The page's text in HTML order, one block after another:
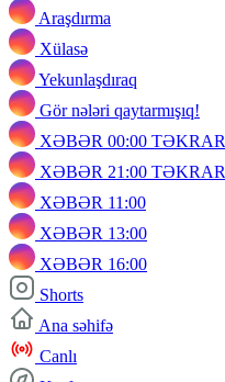
Araşdırma
Xülasə
Yekunlaşdıraq
Gör nələri qaytarmışıq!
XƏBƏR 00:00 TƏKRAR
XƏBƏR 21:00 TƏKRAR
XƏBƏR 11:00
XƏBƏR 13:00
XƏBƏR 16:00
Shorts
Ana səhifə
Canlı